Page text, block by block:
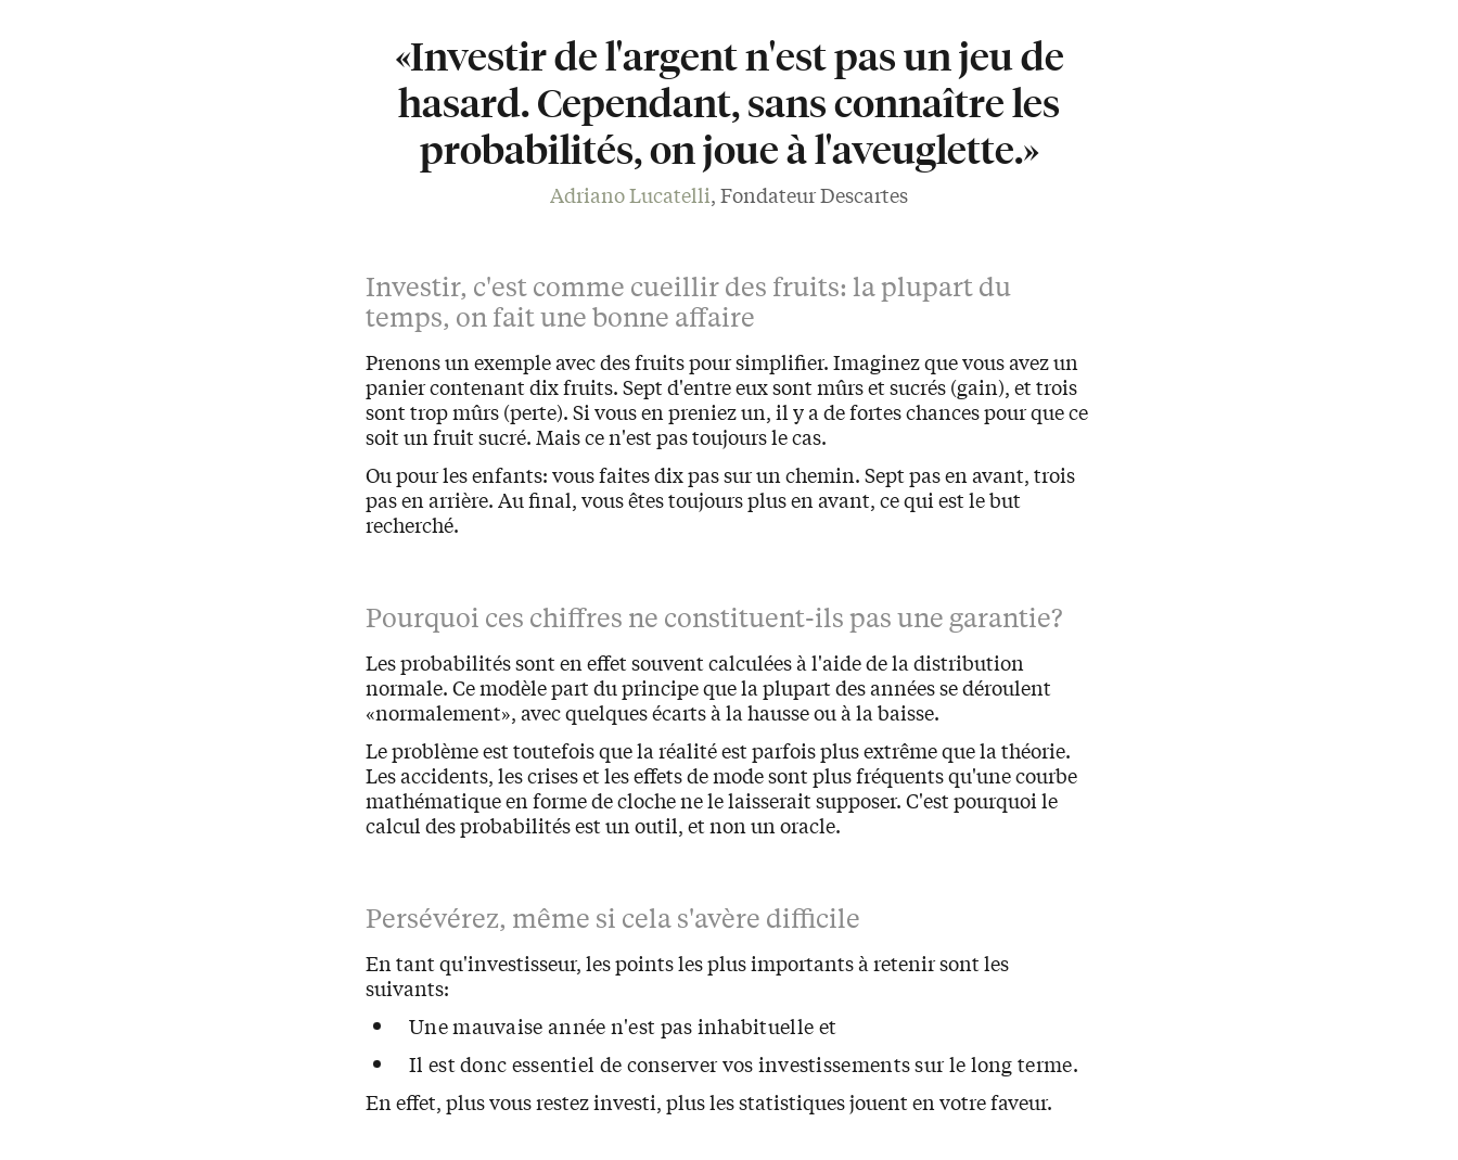
«Investir de l'argent n'est pas un jeu de
hasard. Cependant, sans connaître les
probabilités, on joue à l'aveuglette.»
Adriano Lucatelli, Fondateur Descartes
Investir, c'est comme cueillir des fruits: la plupart du
temps, on fait une bonne affaire
Prenons un exemple avec des fruits pour simplifier. Imaginez que vous avez un
panier contenant dix fruits. Sept d'entre eux sont mûrs et sucrés (gain), et trois
sont trop mûrs (perte). Si vous en preniez un, il y a de fortes chances pour que ce
soit un fruit sucré. Mais ce n'est pas toujours le cas.
Ou pour les enfants: vous faites dix pas sur un chemin. Sept pas en avant, trois
pas en arrière. Au final, vous êtes toujours plus en avant, ce qui est le but
recherché.
Pourquoi ces chiffres ne constituent-ils pas une garantie?
Les probabilités sont en effet souvent calculées à l'aide de la distribution
normale. Ce modèle part du principe que la plupart des années se déroulent
«normalement», avec quelques écarts à la hausse ou à la baisse.
Le problème est toutefois que la réalité est parfois plus extrême que la théorie.
Les accidents, les crises et les effets de mode sont plus fréquents qu'une courbe
mathématique en forme de cloche ne le laisserait supposer. C'est pourquoi le
calcul des probabilités est un outil, et non un oracle.
Persévérez, même si cela s'avère difficile
En tant qu'investisseur, les points les plus importants à retenir sont les
suivants:
Une mauvaise année n'est pas inhabituelle et
Il est donc essentiel de conserver vos investissements sur le long terme.
En effet, plus vous restez investi, plus les statistiques jouent en votre faveur.